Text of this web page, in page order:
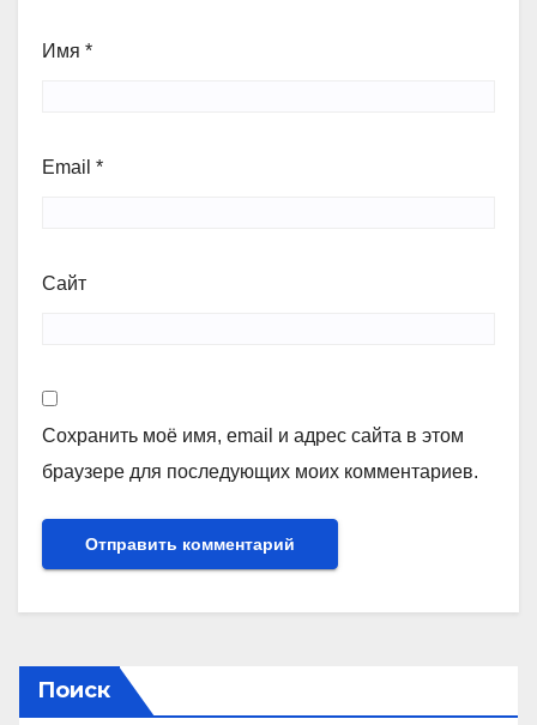
Имя *
Email *
Сайт
Сохранить моё имя, email и адрес сайта в этом
браузере для последующих моих комментариев.
Поиск